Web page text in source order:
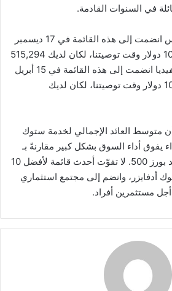
في السنوات القادمة.
تخيّل لو أن شركة نتفليكس انضمت إلى هذه القائمة في 17 ديسمبر
2004… لو استثمرت 1000 دولار وقت توصيتنا، لكان لديك 515,294
دولارًا!* أو لو أن شركة إنفيديا انضمت إلى هذه القائمة في 15 أبريل
2005… لو استثمرت 1000 دولار وقت توصيتنا، لكان لديك
أن متوسط ​​العائد الإجمالي لخدمة ستوك
وهو أداء يفوق أداء السوق بشكل كبير مقارنةً بـ
184% لمؤشر ستاندرد آند بورز 500. لا تفوّت أحدث قائمة لأفضل 10
أدفايزر، وانضم إلى مجتمع استثماري
مستثمرين أفراد.